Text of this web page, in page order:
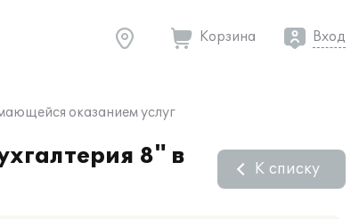
Корзина Вход
оказанием услуг
8" в
К списку